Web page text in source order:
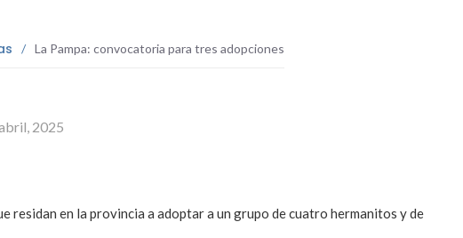
/ La Pampa: convocatoria para tres adopciones
2025
residan en la provincia a adoptar a un grupo de cuatro hermanitos y de